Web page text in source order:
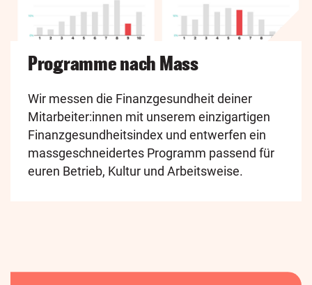
Programme nach Mass
Wir messen die Finanzgesundheit deiner
Mitarbeiter:innen mit unserem einzigartigen
Finanzgesundheitsindex und entwerfen ein
massgeschneidertes Programm passend für
euren Betrieb, Kultur und Arbeitsweise.